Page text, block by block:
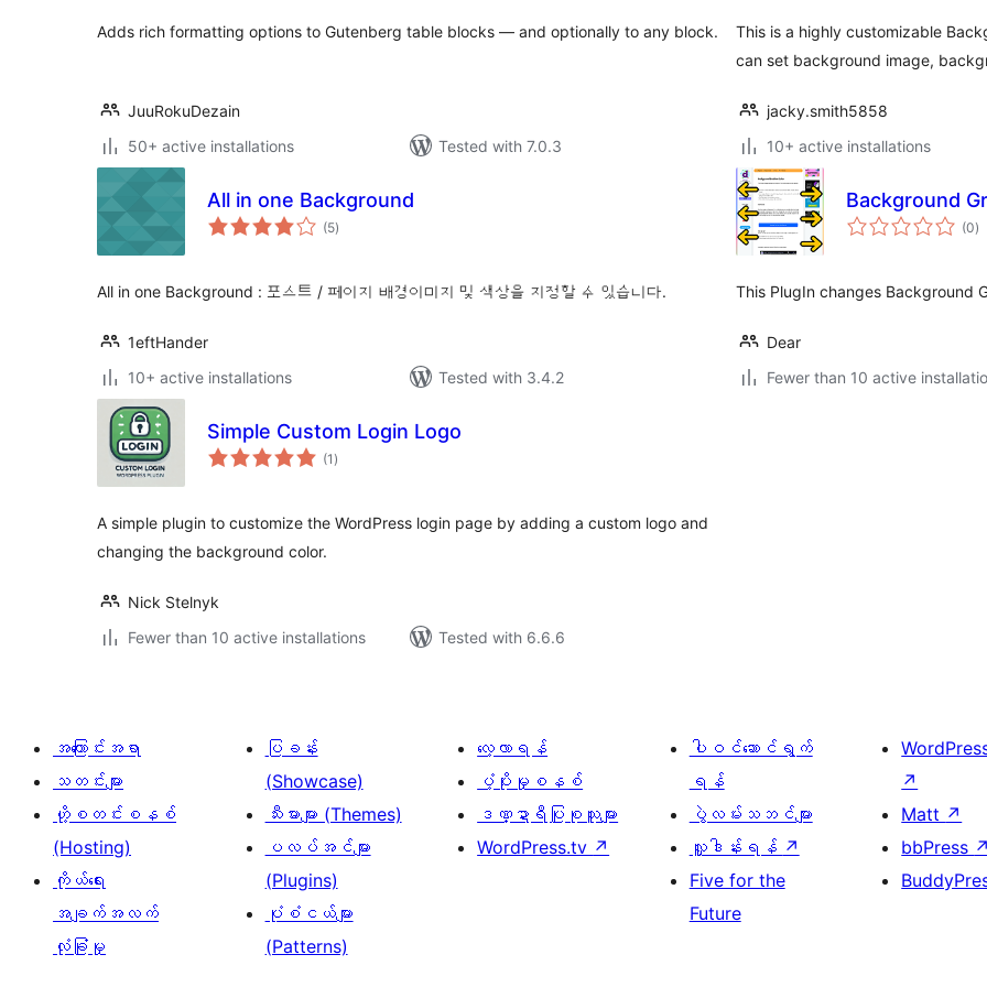
Adds rich formatting options to Gutenberg table blocks — and optionally to any block.
JuuRokuDezain
50+ active installations
Tested with 7.0.3
This is a highly customizable
can set background image,
jacky.smith5858
10+ active installations
All in one Background
(5total
ratings
)
All in one Background : 포스트 / 페이지 배경이미지 및 색상을 지정할 수 있습니다.
1eftHander
10+ active installations
Tested with 3.4.2
Background
(0)
This PlugIn changes Background
Dear
Fewer than 10 active
Simple Custom Login Logo
(1 total
ratings
)
A simple plugin to customize the WordPress login page by adding a custom logo and
changing the background color.
Nick Stelnyk
Fewer than 10 active installations
Tested with 6.6.6
အကြောင်းအရာ
သတင်းများ
ဟို့စတင်းစနစ်
(Hosting)
ကိုယ်ရေး
အချက်အလက်
လုံခြုံမှု
ပြခန်း
(Showcase)
သီးမားများ (Themes)
ပလပ်အင်များ
(Plugins)
ပုံစံငယ်များ
(Patterns)
လေ့လာရန်
ပံ့ပိုးမှုစနစ်
ဒဏ္ဍာရီပြုစုသူများ
WordPress.tv ↗
ပါဝင်ဆောင်ရွက်
ရန်
ပွဲလမ်းသဘင်များ
လှူဒါန်းရန် ↗
Five for the
Future
↗
Matt ↗
bbPress ↗